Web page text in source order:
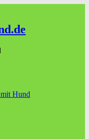
Hund